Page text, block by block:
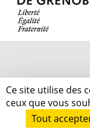
Ce site utilise des
ceux que vous
Tout